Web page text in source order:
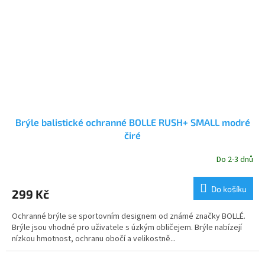
Brýle balistické ochranné BOLLE RUSH+ SMALL modré
čiré
Do 2-3 dnů
299 Kč Do košíku
Ochranné brýle se sportovním designem od známé značky BOLLÉ.
Brýle jsou vhodné pro uživatele s úzkým obličejem. Brýle nabízejí
nízkou hmotnost, ochranu obočí a velikostně...